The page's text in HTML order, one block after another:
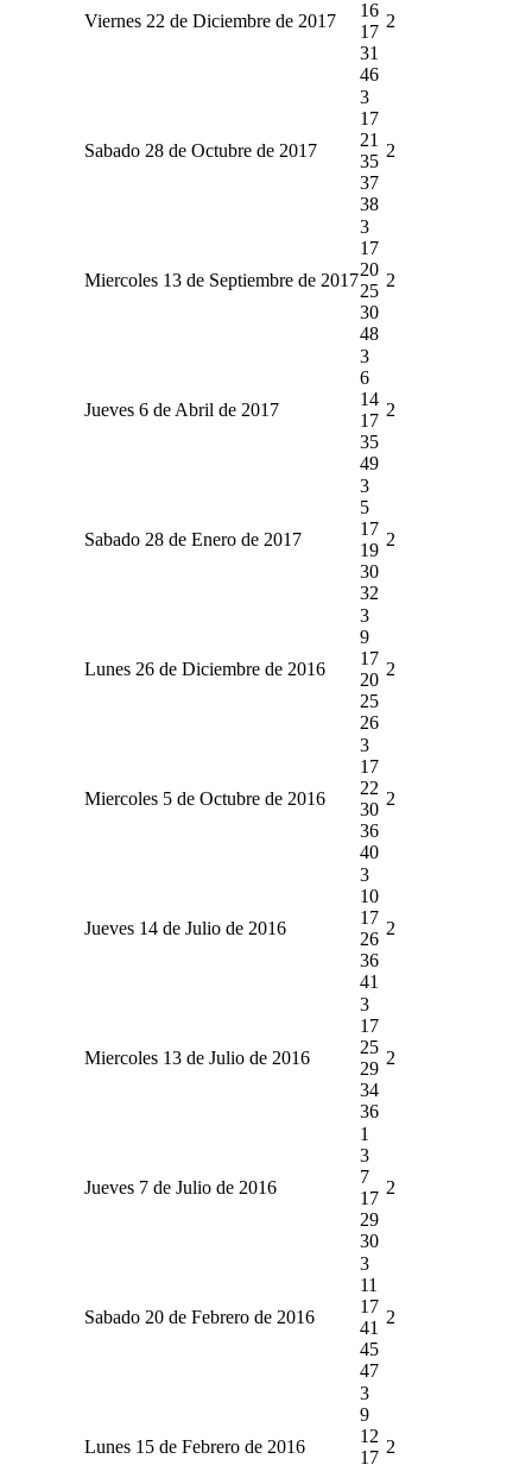
Viernes 22 de Diciembre de 2017
16
17
31
46
2
Sabado 28 de Octubre de 2017
3
17
21
35
37
38
2
Miercoles 13 de Septiembre de 2017
3
17
20
25
30
48
2
Jueves 6 de Abril de 2017
3
6
14
17
35
49
2
Sabado 28 de Enero de 2017
3
5
17
19
30
32
2
Lunes 26 de Diciembre de 2016
3
9
17
20
25
26
2
Miercoles 5 de Octubre de 2016
3
17
22
30
36
40
2
Jueves 14 de Julio de 2016
3
10
17
26
36
41
2
Miercoles 13 de Julio de 2016
3
17
25
29
34
36
2
Jueves 7 de Julio de 2016
1
3
7
17
29
30
2
Sabado 20 de Febrero de 2016
3
11
17
41
45
47
2
Lunes 15 de Febrero de 2016
3
9
12
17
2